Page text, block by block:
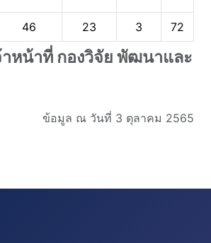
าหน้าที่ กองวิจัย พัฒนาและ
ข้อมูล ณ วันที่ 3 ตุลาคม 2565
46 23 3 72